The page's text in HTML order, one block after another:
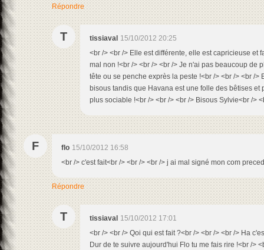
Répondre
T tissiaval 15/10/2012 20:25
<br /> <br /> Elle est différente, elle est capricieuse et
mal non !<br /> <br /> <br /> Je n'ai pas beaucoup de
tête ou se penche exprès la peste !<br /> <br /> <br />
bisous tandis que Havana est une folle des bêtises
plus sociable !<br /> <br /> <br /> Bisous Sylvie<br />
F flo 15/10/2012 16:58
<br /> c'est fait<br /> <br /> <br /> j ai mal signé mon com
Répondre
T tissiaval 15/10/2012 17:01
<br /> <br /> Qoi qui est fait ?<br /> <br /> <br /> Ha
Dur de te suivre aujourd'hui Flo tu me fais rire !<br />